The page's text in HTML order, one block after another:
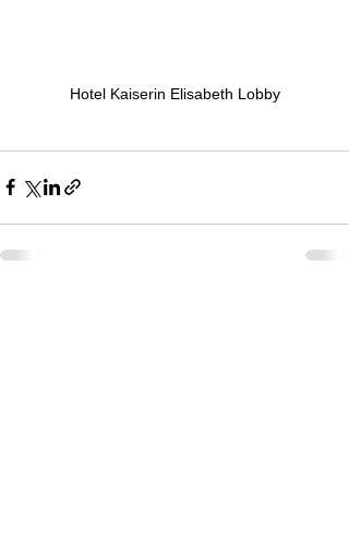
Hotel Kaiserin Elisabeth Lobby